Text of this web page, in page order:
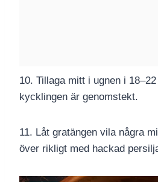
10. Tillaga mitt i ugnen i
kycklingen är genomstekt.
11. Låt gratängen vila några
över rikligt med hackad